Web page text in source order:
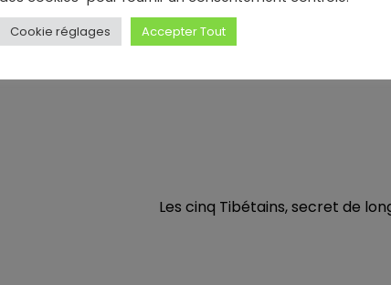
bien-être.
si le soir vous commencez à bailler à 22
sur tablette !
Les cinq Tibétains, secret de
Cookie réglages Accepter Tout